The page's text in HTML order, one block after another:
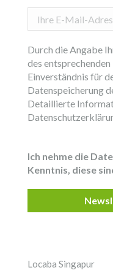
Adresse
*
Durch die Angabe
des
Einverständnis für
Datenspeicherung
Detaillierte
Ich nehme die
Kenntnis, diese
Locaba Singapur